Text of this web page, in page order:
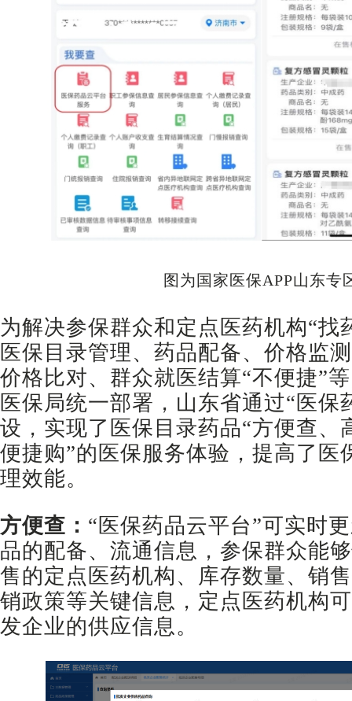
图为国家医保APP山东专
为解决参保群众和定点医药机构“找
医保目录管理、药品配备、价格监
价格比对、群众就医结算“不便捷”
医保局统一部署，山东省通过“医保
设，实现了医保目录药品“方便查、
便捷购”的医保服务体验，提高了医
理效能。
方便查： “医保药品云平台”可实时
品的配备、流通信息，参保群众能
售的定点医药机构、库存数量、销
销政策等关键信息，定点医药机构
发企业的供应信息。